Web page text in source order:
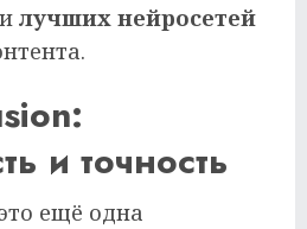
лучших нейросетей
и точность
ещё одна